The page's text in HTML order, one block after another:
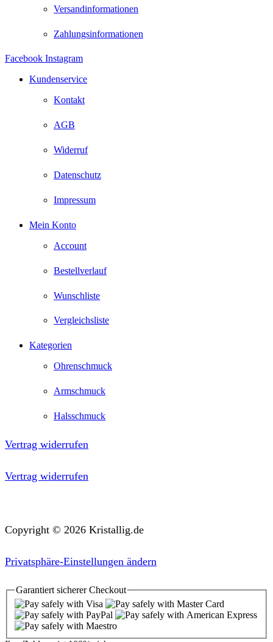
Versandinformationen
Zahlungsinformationen
Facebook Instagram
Kundenservice
Kontakt
AGB
Widerruf
Datenschutz
Impressum
Mein Konto
Account
Bestellverlauf
Wunschliste
Vergleichsliste
Kategorien
Ohrenschmuck
Armschmuck
Halsschmuck
Vertrag widerrufen
Vertrag widerrufen
Copyright © 2026 Kristallig.de
Privatsphäre-Einstellungen ändern
Garantiert sichererCheckout